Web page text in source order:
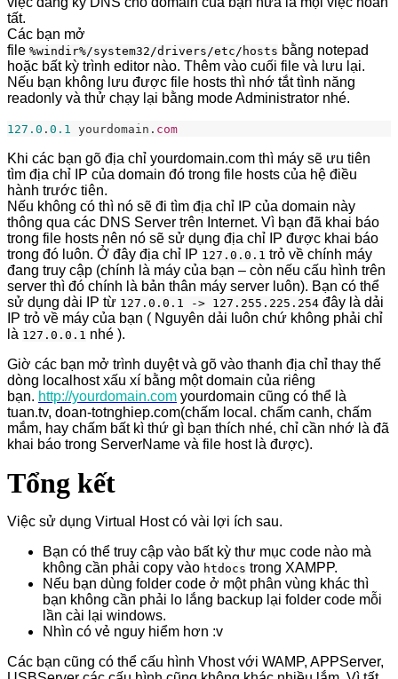
tất.
Các bạn mở
file %windir%/system32/drivers/etc/hosts bằng notepad
hoặc bất kỳ trình editor nào. Thêm vào cuối file và lưu lại.
Nếu bạn không lưu được file hosts thì nhớ tắt tình năng
readonly và thử chạy lại bằng mode Administrator nhé.
127.0 . 0.1 yourdomain. com
Khi các bạn gõ địa chỉ yourdomain.com thì máy sẽ ưu tiên
tìm địa chỉ IP của domain đó trong file hosts của hệ điều
hành trước tiên.
Nếu không có thì nó sẽ đi tìm địa chỉ IP của domain này
thông qua các DNS Server trên Internet. Vì bạn đã khai báo
trong file hosts nên nó sẽ sử dụng địa chỉ IP được khai báo
trong đó luôn. Ở đây địa chỉ IP 127.0.0.1 trỏ về chính máy
đang truy cập (chính là máy của bạn – còn nếu cấu hình trên
server thì đó chính là bản thân máy server luôn). Bạn có thể
sử dụng dài IP từ 127.0.0.1 -> 127.255.225.254 đây là dải
IP trỏ về máy của bạn ( Nguyên dải luôn chứ không phải chỉ
là 127.0.0.1 nhé ).
Giờ các bạn mở trình duyệt và gõ vào thanh địa chỉ thay thế
dòng localhost xấu xí bằng một domain của riêng
bạn. http://yourdomain.com yourdomain cũng có thể là
tuan.tv, doan-totnghiep.com(chấm local. chấm canh, chấm
mắm, hay chấm bất kì thứ gì bạn thích nhé, chỉ cần nhớ là đã
khai báo trong ServerName và file host là được).
Tổng kết
Việc sử dụng Virtual Host có vài lợi ích sau.
Bạn có thể truy cập vào bất kỳ thư mục code nào mà
không cần phải copy vào htdocs trong XAMPP.
Nếu bạn dùng folder code ở một phân vùng khác thì
bạn không cần phải lo lắng backup lại folder code mỗi
lần cài lại windows.
Nhìn có vẻ nguy hiểm hơn :v
Các bạn cũng có thể cấu hình Vhost với WAMP, APPServer,